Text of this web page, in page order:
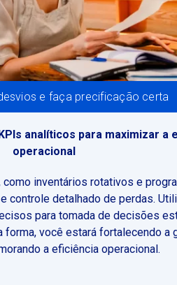
e faça precificação certa
analíticos para maximizar a
operacional
inventários rotativos e
controle detalhado de perdas.
para tomada de decisões
forma, você estará fortalecendo a
a eficiência operacional.